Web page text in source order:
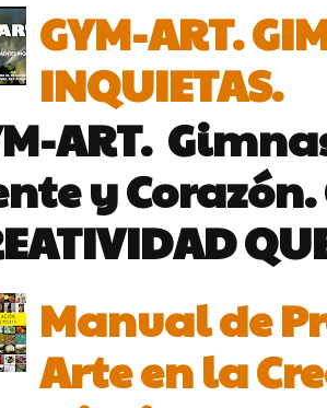
GYM-ART.
INQUIETAS.
ART.
y Corazón.
Manual de
Arte en la